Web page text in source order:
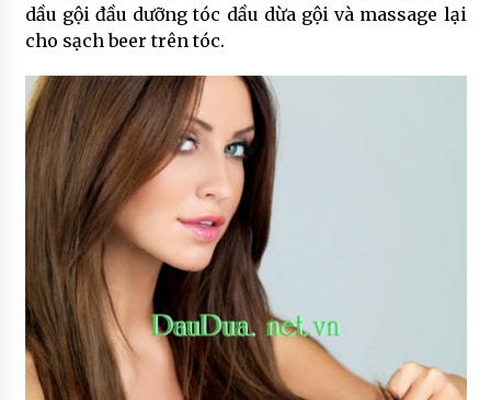
dầu gội đầu dưỡng tóc dầu dừa gội và massage lại
cho sạch beer trên tóc.